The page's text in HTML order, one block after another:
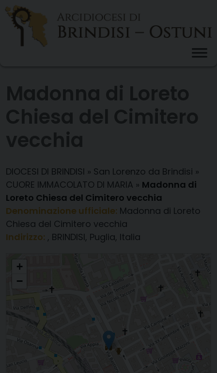
Skip
content
DIOCESI DI BRINDISI » San Lorenzo da Brindisi »
CUORE IMMACOLATO DI MARIA » Madonna di
Loreto Chiesa del Cimitero vecchia
Denominazione ufficiale: Madonna di Loreto
Chiesa del Cimitero vecchia
Indirizzo: , BRINDISI, Puglia, Italia
Madonna di Loreto Chiesa del Cimitero vecchia
+
−